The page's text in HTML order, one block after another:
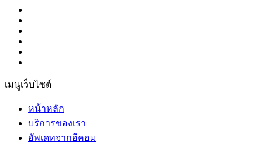
เมนูเว็บไซต์
หน้าหลัก
บริการของเรา
อัพเดทจากอีคอม